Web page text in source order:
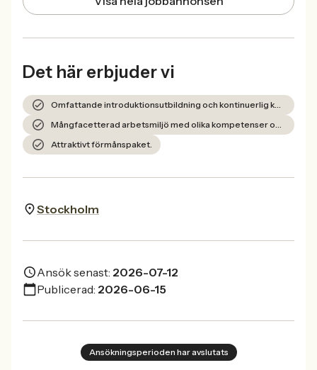
Det här erbjuder vi
Omfattande introduktionsutbildning och kontinuerlig kompetensutveckling.
Mångfacetterad arbetsmiljö med olika kompetenser och personligheter.
Attraktivt förmånspaket.
Stockholm
Ansök senast: 2026-07-12
Publicerad: 2026-06-15
Ansökningsperioden har avslutats